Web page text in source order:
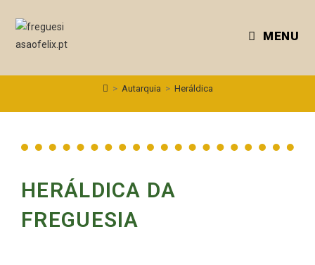
MENU
> Autarquia > Heráldica
HERÁLDICA DA
FREGUESIA